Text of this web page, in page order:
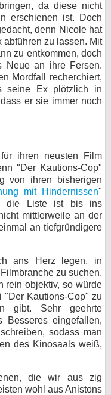
da diese nicht
erschienen ist. Doch
denn Nicole hat
abführen zu lassen. Mit
zu entkommen, doch
Neue an ihre Fersen.
Mordfall recherchiert,
seine Ex plötzlich in
er sie immer noch
ihren neusten Film
"Der Kautions-Cop"
von ihren bisherigen
mit Hindernissen"
die Liste ist bis ins
mittlerweile an der
an tiefgründigere
ans Herz legen, in
zu suchen.
rein objektiv, so würde
"Der Kautions-Cop" zu
gibt. Sehr geehrte
Besseres eingefallen,
sodass man
des Kinosaals weiß,
die wir aus zig
wohl aus Anistons